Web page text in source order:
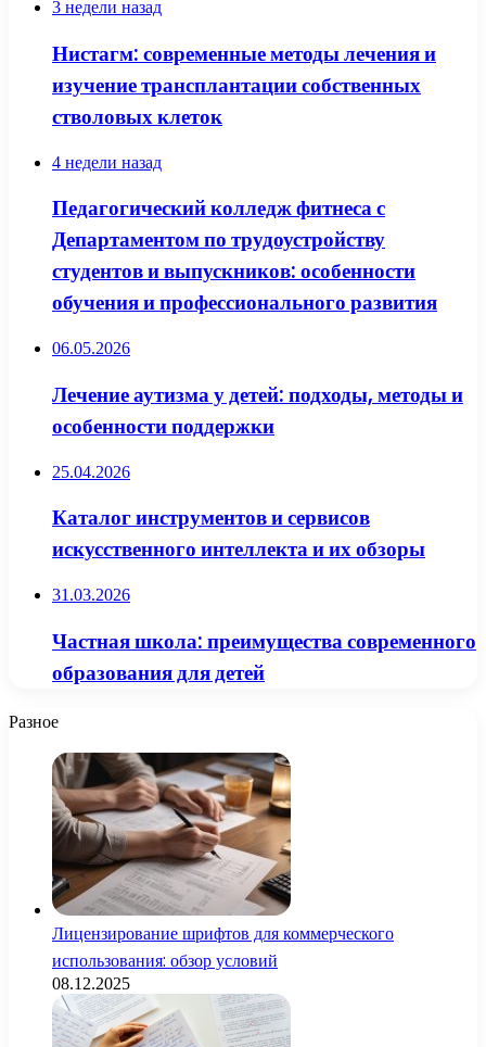
3 недели назад
Нистагм: современные методы лечения и
изучение трансплантации собственных
стволовых клеток
4 недели назад
Педагогический колледж фитнеса с
Департаментом по трудоустройству
студентов и выпускников: особенности
обучения и профессионального развития
06.05.2026
Лечение аутизма у детей: подходы, методы и
особенности поддержки
25.04.2026
Каталог инструментов и сервисов
искусственного интеллекта и их обзоры
31.03.2026
Частная школа: преимущества современного
образования для детей
Разное
Лицензирование шрифтов для коммерческого
использования: обзор условий
08.12.2025